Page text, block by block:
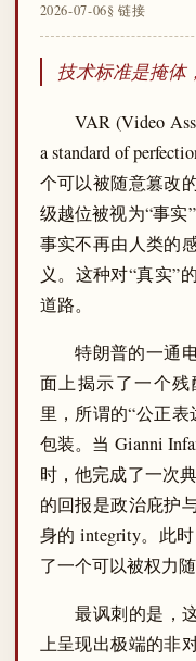
2026-07-06§ 链接
技术标准是掩体
VAR (Video
a standard of
个可以被随意篡改
级越位被视为“事实
事实不再由人类的
义。这种对“真实”
道路。
特朗普的一通
面上揭示了一个
里，所谓的“公正表
包装。当 Gianni
时，他完成了一次
的回报是政治庇护
身的 integrity。此
了一个可以被权力随
最讽刺的是，
上呈现出极端的非